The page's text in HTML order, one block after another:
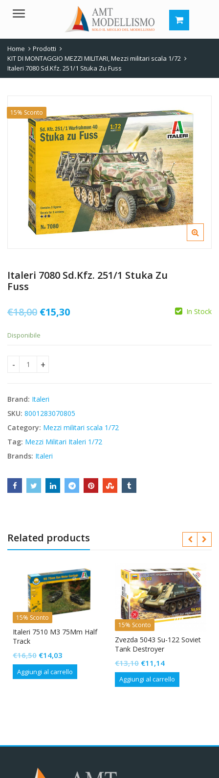
Menu
Home
Prodotti
KIT DI MONTAGGIO MEZZI MILITARI,Mezzi militari scala 1/72
Italeri 7080 Sd.Kfz. 251/1 Stuka Zu Fuss
15% Sconto
Italeri 7080 Sd.Kfz. 251/1 Stuka Zu
Fuss
€18,00 Il
€15,30Il
In Stock
Disponibile
Italeri 7080 Sd.Kfz. 251/1 Stuka Zu Fuss quantity
Brand: Italeri
SKU: 8001283070805
Category: Mezzi militari scala 1/72
Tag: Mezzi Militari Italeri 1/72
Brands: Italeri
Related products
15% Sconto
Italeri 7510 M3 75Mm Half
Track
€16,50 Il
prezzo
originale
€14,03
prezzo
attuale
Aggiungi al carrello
15% Sconto
Zvezda 5043 Su-122 Soviet
Tank Destroyer
€13,10 Il
prezzo
originale
€11,14Il
prezzo
attuale
Aggiungi al carrello